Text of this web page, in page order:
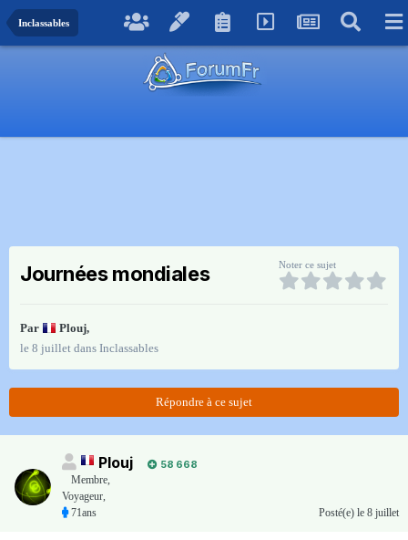
Inclassables
Journées mondiales Noter ce sujet
Par Plouj,
le 8 juillet dans Inclassables
Répondre à ce sujet
Plouj
58 668
Membre,
Voyageur,
71ans
Posté(e) le 8 juillet